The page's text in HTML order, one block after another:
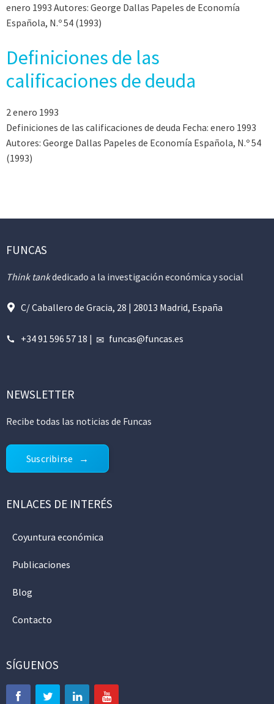
enero 1993 Autores: George Dallas Papeles de Economía
Española, N.º 54 (1993)
Definiciones de las
calificaciones de deuda
2 enero 1993
Definiciones de las calificaciones de deuda Fecha: enero 1993
Autores: George Dallas Papeles de Economía Española, N.º 54
(1993)
FUNCAS
Think tankdedicado a la investigación económica y social
C/ Caballero de Gracia, 28 | 28013 Madrid, España
+34 91 596 57 18 | funcas@funcas.es
NEWSLETTER
Recibe todas las noticias de Funcas
Suscribirse
ENLACES DE INTERÉS
Coyuntura económica
Publicaciones
Blog
Contacto
SÍGUENOS